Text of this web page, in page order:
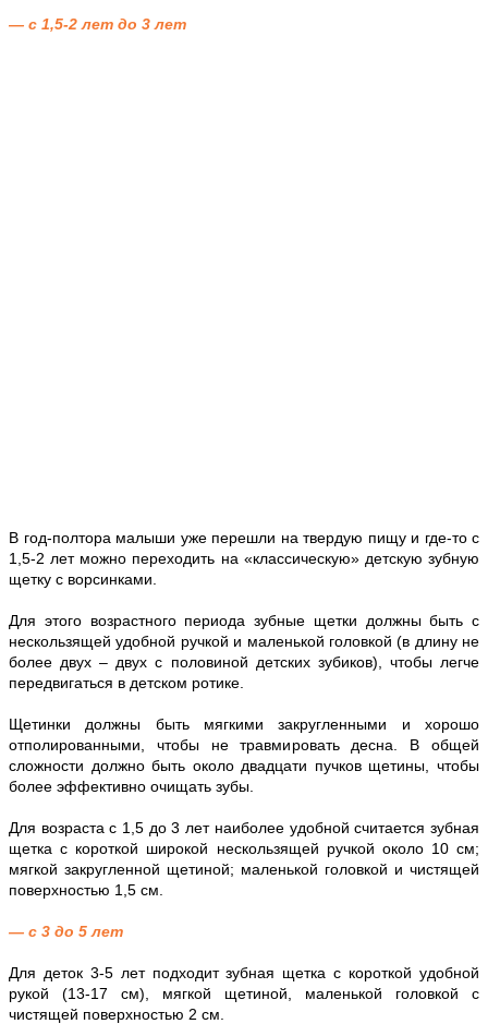
— с 1,5-2 лет до 3 лет
В год-полтора малыши уже перешли на твердую пищу и где-то с
1,5-2 лет можно переходить на «классическую» детскую зубную
щетку с ворсинками.
Для этого возрастного периода зубные щетки должны быть с
нескользящей удобной ручкой и маленькой головкой (в длину не
более двух – двух с половиной детских зубиков), чтобы легче
передвигаться в детском ротике.
Щетинки должны быть мягкими закругленными и хорошо
отполированными, чтобы не травмировать десна. В общей
сложности должно быть около двадцати пучков щетины, чтобы
более эффективно очищать зубы.
Для возраста с 1,5 до 3 лет наиболее удобной считается зубная
щетка с короткой широкой нескользящей ручкой около 10 см;
мягкой закругленной щетиной; маленькой головкой и чистящей
поверхностью 1,5 см.
— с 3 до 5 лет
Для деток 3-5 лет подходит зубная щетка с короткой удобной
рукой (13-17 см), мягкой щетиной, маленькой головкой с
чистящей поверхностью 2 см.